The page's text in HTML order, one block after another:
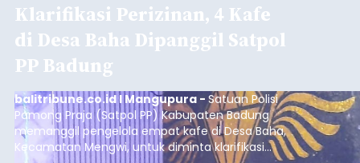
Klarifikasi Perizinan, 4 Kafe
di Desa Baha Dipanggil Satpol
PP Badung
balitribune.co.id I Mangupura - Satuan Polisi
Pamong Praja (Satpol PP) Kabupaten Badung
memanggil pengelola empat kafe di Desa Baha,
Kecamatan Mengwi, untuk diminta klarifikasi